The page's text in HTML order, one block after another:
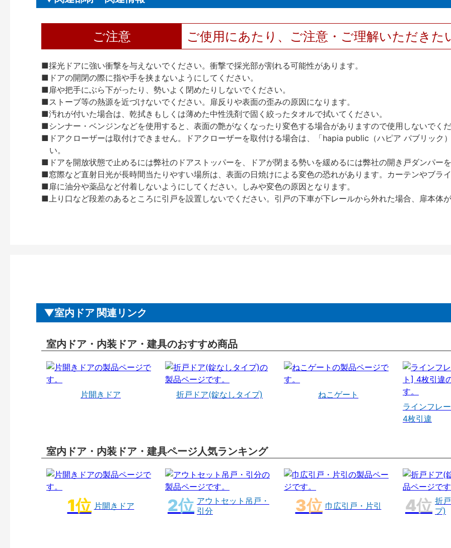
ご注意 ご使用にあたり、ご注意・ご理解いただきた
■採光ドアに強い衝撃を与えないでください。衝撃で採光部が割れる可能性があります。
■ドアの開閉の際に指や手を挟まないようにしてください。
■扉や把手にぶら下がったり、勢いよく閉めたりしないでください。
■ストーブ等の熱源を近づけないでください。扉反りや表面の歪みの原因になります。
■汚れが付いた場合は、乾拭きもしくは薄めた中性洗剤で固く絞ったタオルで拭いてください。
■シンナー・ベンジンなどを使用すると、表面の艶がなくなったり変色する場合がありますので使用しないでく
■ドアクローザーは取付けできません。ドアクローザーを取付ける場合は、「hapia public（ハピア パブリック
い。
■ドアを開放状態で止めるには弊社のドアストッパーを、ドアが閉まる勢いを緩めるには弊社の開き戸ダンパー
■窓際など直射日光が長時間当たりやすい場所は、表面の日焼けによる変色の恐れがあります。カーテンやブラ
■扉に油分や薬品など付着しないようにしてください。しみや変色の原因となります。
■上り口など段差のあるところに引戸を設置しないでください。引戸の下車が下レールから外れた場合、扉本体
室内ドア 関連リンク
室内ドア・内装ドア・建具のおすすめ商品
片開きドア 折戸ドア(錠なしタイプ)
ねこゲート
ラインフレ
4枚引違
室内ドア・内装ドア・建具ページ人気ランキング
片開きドア
アウトセット吊戸・
引分
巾広引戸・片引
折
プ)